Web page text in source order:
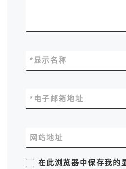
显示名称
*
电子邮箱地址
*
网站地址
在此浏览器中保存我的